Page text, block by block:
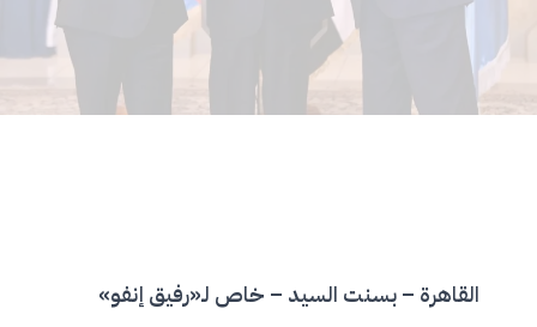
القاهرة – بسنت السيد – خاص لـ«رفيق إنفو»